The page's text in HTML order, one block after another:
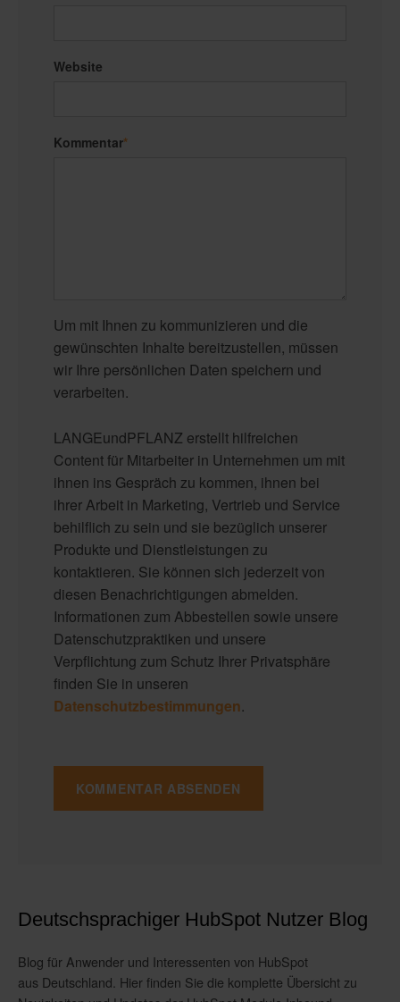
Website
Kommentar*
Um mit Ihnen zu kommunizieren und die
gewünschten Inhalte bereitzustellen, müssen
wir Ihre persönlichen Daten speichern und
verarbeiten.
LANGEundPFLANZ erstellt hilfreichen
Content für Mitarbeiter in Unternehmen um mit
ihnen ins Gespräch zu kommen, ihnen bei
ihrer Arbeit in Marketing, Vertrieb und Service
behilflich zu sein und sie bezüglich unserer
Produkte und Dienstleistungen zu
kontaktieren. Sie können sich jederzeit von
diesen Benachrichtigungen abmelden.
Informationen zum Abbestellen sowie unsere
Datenschutzpraktiken und unsere
Verpflichtung zum Schutz Ihrer Privatsphäre
finden Sie in unseren
Datenschutzbestimmungen.
Deutschsprachiger HubSpot Nutzer Blog
Blog für Anwender und Interessenten von HubSpot
aus Deutschland. Hier finden Sie die komplette Übersicht zu